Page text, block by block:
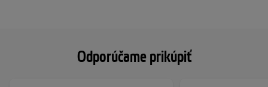
Odporúčame prikúpiť